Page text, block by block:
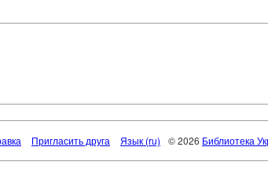
Пригласить друга Язык (ru) © 2026 Библиотека